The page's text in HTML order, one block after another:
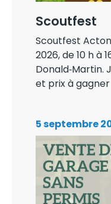
Scoutfest
Scoutfest
2026, de 10 h à
Donald‑Martin.
et prix à gagner
5 septembre